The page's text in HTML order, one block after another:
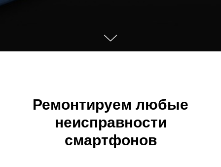
Ремонтируем любые
неисправности
смартфонов